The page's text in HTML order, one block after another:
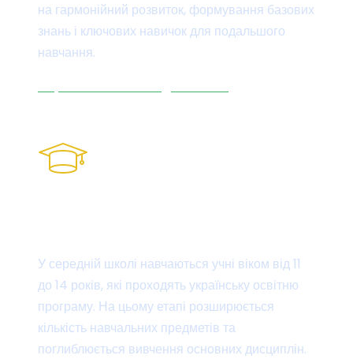
на гармонійний розвиток, формування базових
знань і ключових навичок для подальшого
навчання.
У середній школі навчаються учні віком від 11
до 14 років, які проходять українську освітню
програму. На цьому етапі розширюється
кількість навчальних предметів та
поглиблюється вивчення основних дисциплін.